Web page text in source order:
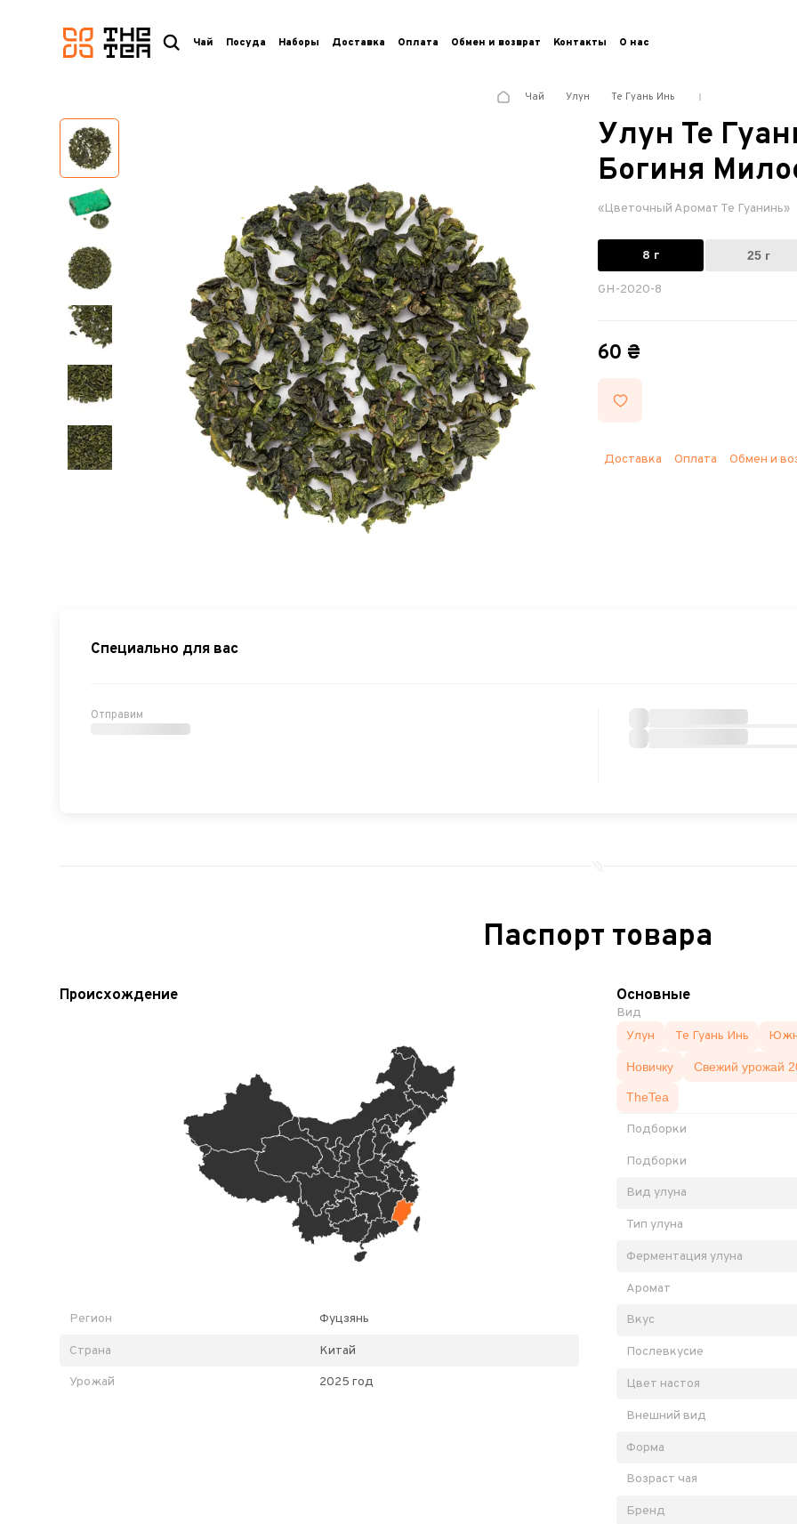
логотип
Чай Посуда Наборы Доставка Оплата Обмен и возврат Контакты О нас
Чай Улун Те Гуань Инь
Улун Те
Богиня
«Цветочный Аромат Те Гуанинь»
8 г 25 г
GH-2020-8
60 ₴
Доставка Оплата Обмен и
Специально для вас
Отправим
Паспорт товара
Происхождение
Регион Фуцзянь
Страна Китай
Урожай 2025 год
Основные
Вид
Улун
Те Гуань Инь
Новичку Свежий урожай
TheTea
Подборки
Подборки
Вид улуна
Тип улуна
Ферментация улуна
Аромат
Вкус
Послевкусие
Цвет настоя
Внешний вид
Форма
Возраст чая
Бренд